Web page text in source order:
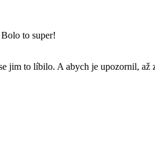
to super!
jim to líbilo. A abych je upozornil, až